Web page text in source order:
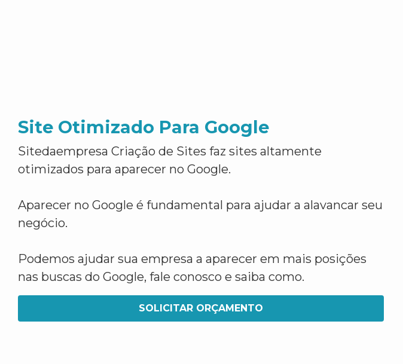
Site Otimizado Para Google
Sitedaempresa Criação de Sites faz sites altamente
otimizados para aparecer no Google.
Aparecer no Google é fundamental para ajudar a alavancar seu
negócio.
Podemos ajudar sua empresa a aparecer em mais posições
nas buscas do Google, fale conosco e saiba como.
SOLICITAR ORÇAMENTO